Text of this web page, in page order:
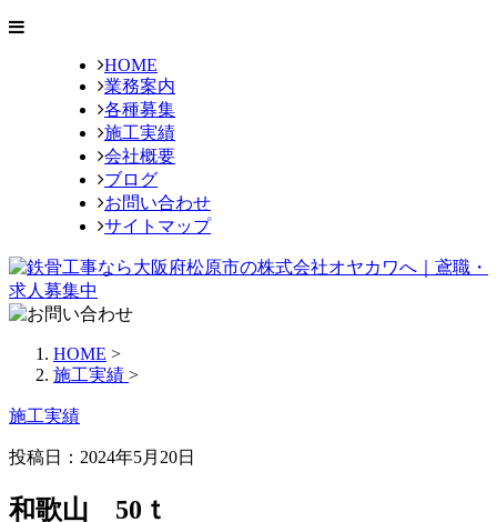
HOME
業務案内
各種募集
施工実績
会社概要
ブログ
お問い合わせ
サイトマップ
HOME >
施工実績 >
施工実績
投稿日：2024年5月20日
和歌山 50ｔ